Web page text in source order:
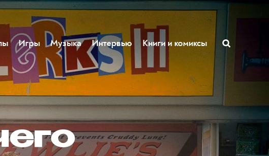
Игры Музыка Интервью Книги и комиксы